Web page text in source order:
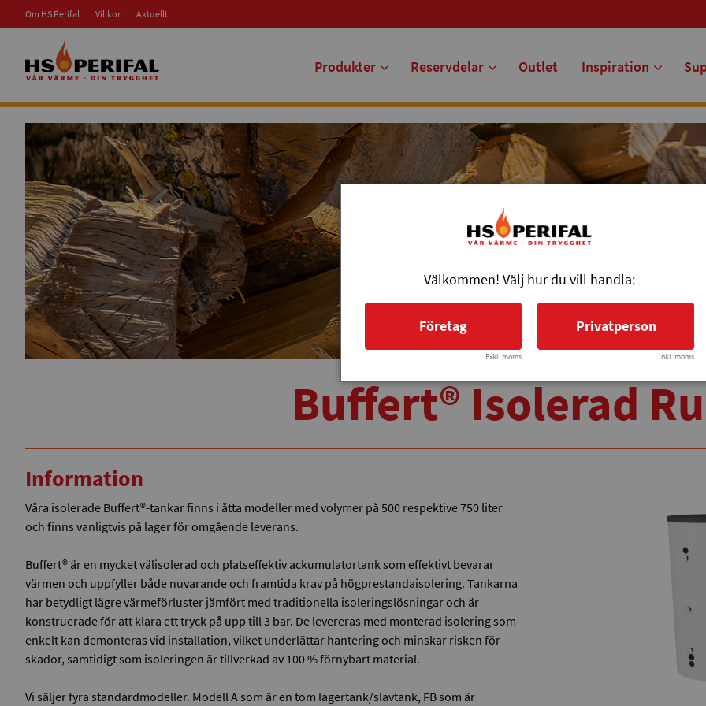
Om HS Perifal Villkor Aktuellt
Produkter Reservdelar Outlet Inspiration
Buffert® Isolerad
Information
Våra isolerade Buffert®-tankar finns i åtta modeller med volymer på 500 respektive 750 liter
och finns vanligtvis på lager för omgående leverans.
Buffert® är en mycket välisolerad och platseffektiv ackumulatortank som effektivt bevarar
värmen och uppfyller både nuvarande och framtida krav på högprestandaisolering. Tankarna
har betydligt lägre värmeförluster jämfört med traditionella isoleringslösningar och är
konstruerade för att klara ett tryck på upp till 3 bar. De levereras med monterad isolering som
enkelt kan demonteras vid installation, vilket underlättar hantering och minskar risken för
skador, samtidigt som isoleringen är tillverkad av 100 % förnybart material.
Vi säljer fyra standardmodeller. Modell A som är en tom lagertank/slavtank, FB som är
Välkommen! Välj hur du vill handla:
Företag
Exkl. moms
Privatperson
Inkl. moms